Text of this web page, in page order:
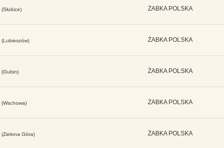
(Słubice) ŻABKA POLSKA
(Lubieszów) ŻABKA POLSKA
(Gubin) ŻABKA POLSKA
(Wschowa) ŻABKA POLSKA
(Zielona Góra) ŻABKA POLSKA